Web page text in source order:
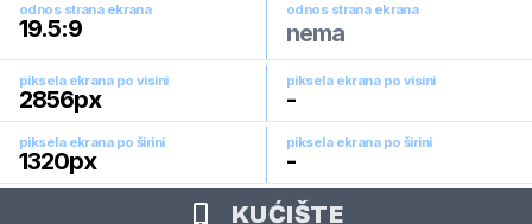
odnos strana ekrana
19.5:9
odnos strana ekrana
nema
piksela ekrana po visini
2856px
piksela ekrana po visini
-
piksela ekrana po širini
1320px
piksela ekrana po širini
-
KUĆIŠTE